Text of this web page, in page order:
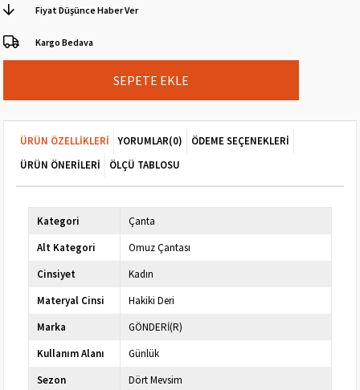
Fiyat Düşünce Haber Ver
Kargo Bedava
ÜRÜN ÖZELLIKLERI YORUMLAR(0)
ÖDEME SEÇENEKLERI
ÜRÜN ÖNERILERI
ÖLÇÜ TABLOSU
Kategori
Çanta
Alt Kategori
Omuz Çantası
Cinsiyet
Kadın
Materyal Cinsi
Hakiki Deri
Marka
GÖNDERİ(R)
Kullanım Alanı
Günlük
Sezon
Dört Mevsim